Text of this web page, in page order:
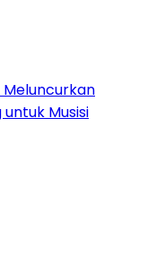
untuk Musisi